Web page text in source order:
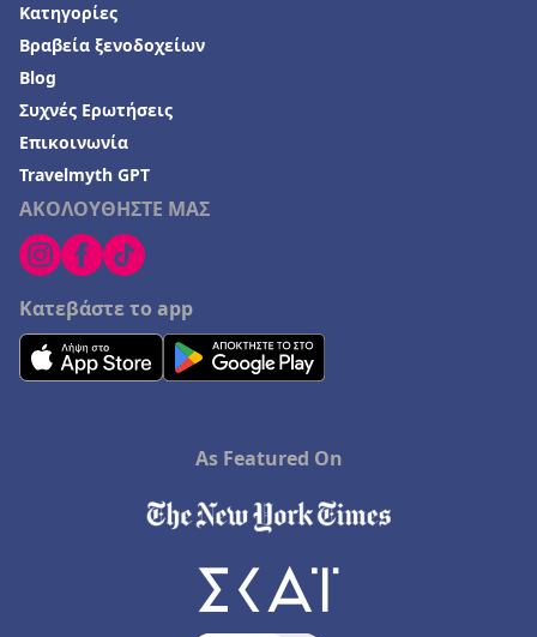
ΑΚΟΛΟΥΘΗΣΤΕ ΜΑΣ
Κατεβάστε το app
Κατηγορίες
Βραβεία ξενοδοχείων
Blog
Συχνές Ερωτήσεις
Επικοινωνία
Travelmyth GPT
As Featured On